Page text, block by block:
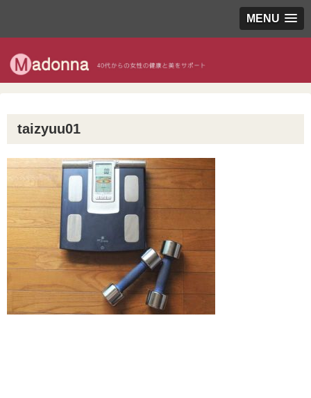
MENU
taizyuu01